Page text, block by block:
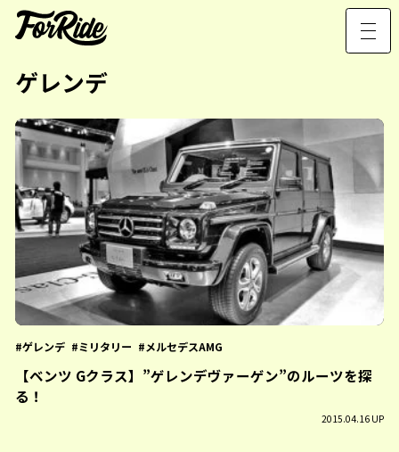
ゲレンデ
ゲレンデ ミリタリー メルセデスAMG
【ベンツ Gクラス】”ゲレンデヴァーゲン”のルーツを探
る！
2015.04.16 UP